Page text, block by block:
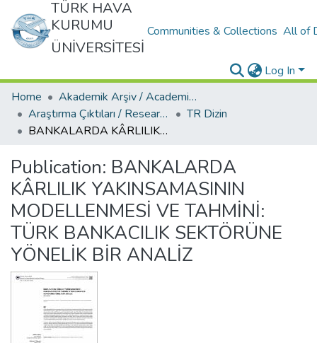
TÜRK HAVA
KURUMU
ÜNİVERSİTESİ
Communities & Collections All of
Log In
Home
Akademik Arşiv / Academic Archive
Araştırma Çıktıları / Research Outcomes
TR Dizin
BANKALARDA KÂRLILIK YAKINSAMASININ MODELLENMESİ VE TAHMİNİ: TÜRK BANKACILIK SEKTÖRÜNE YÖNELİK BİR ANALİZ
Publication: BANKALARDA
KÂRLILIK YAKINSAMASININ
MODELLENMESİ VE TAHMİNİ:
TÜRK BANKACILIK SEKTÖRÜNE
YÖNELİK BİR ANALİZ